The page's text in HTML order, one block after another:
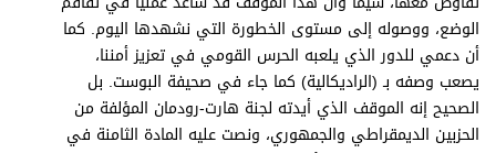
الوضع، ووصوله إلى مستوى الخطورة التي نشهدها اليوم. كما
أن دعمي للدور الذي يلعبه الحرس القومي في تعزيز أمننا،
يصعب وصفه بـ (الراديكالية) كما جاء في صحيفة البوست. بل
الصحيح إنه الموقف الذي أيدته لجنة هارت-رودمان المؤلفة من
الحزبين الديمقراطي والجمهوري، ونصت عليه المادة الثامنة في